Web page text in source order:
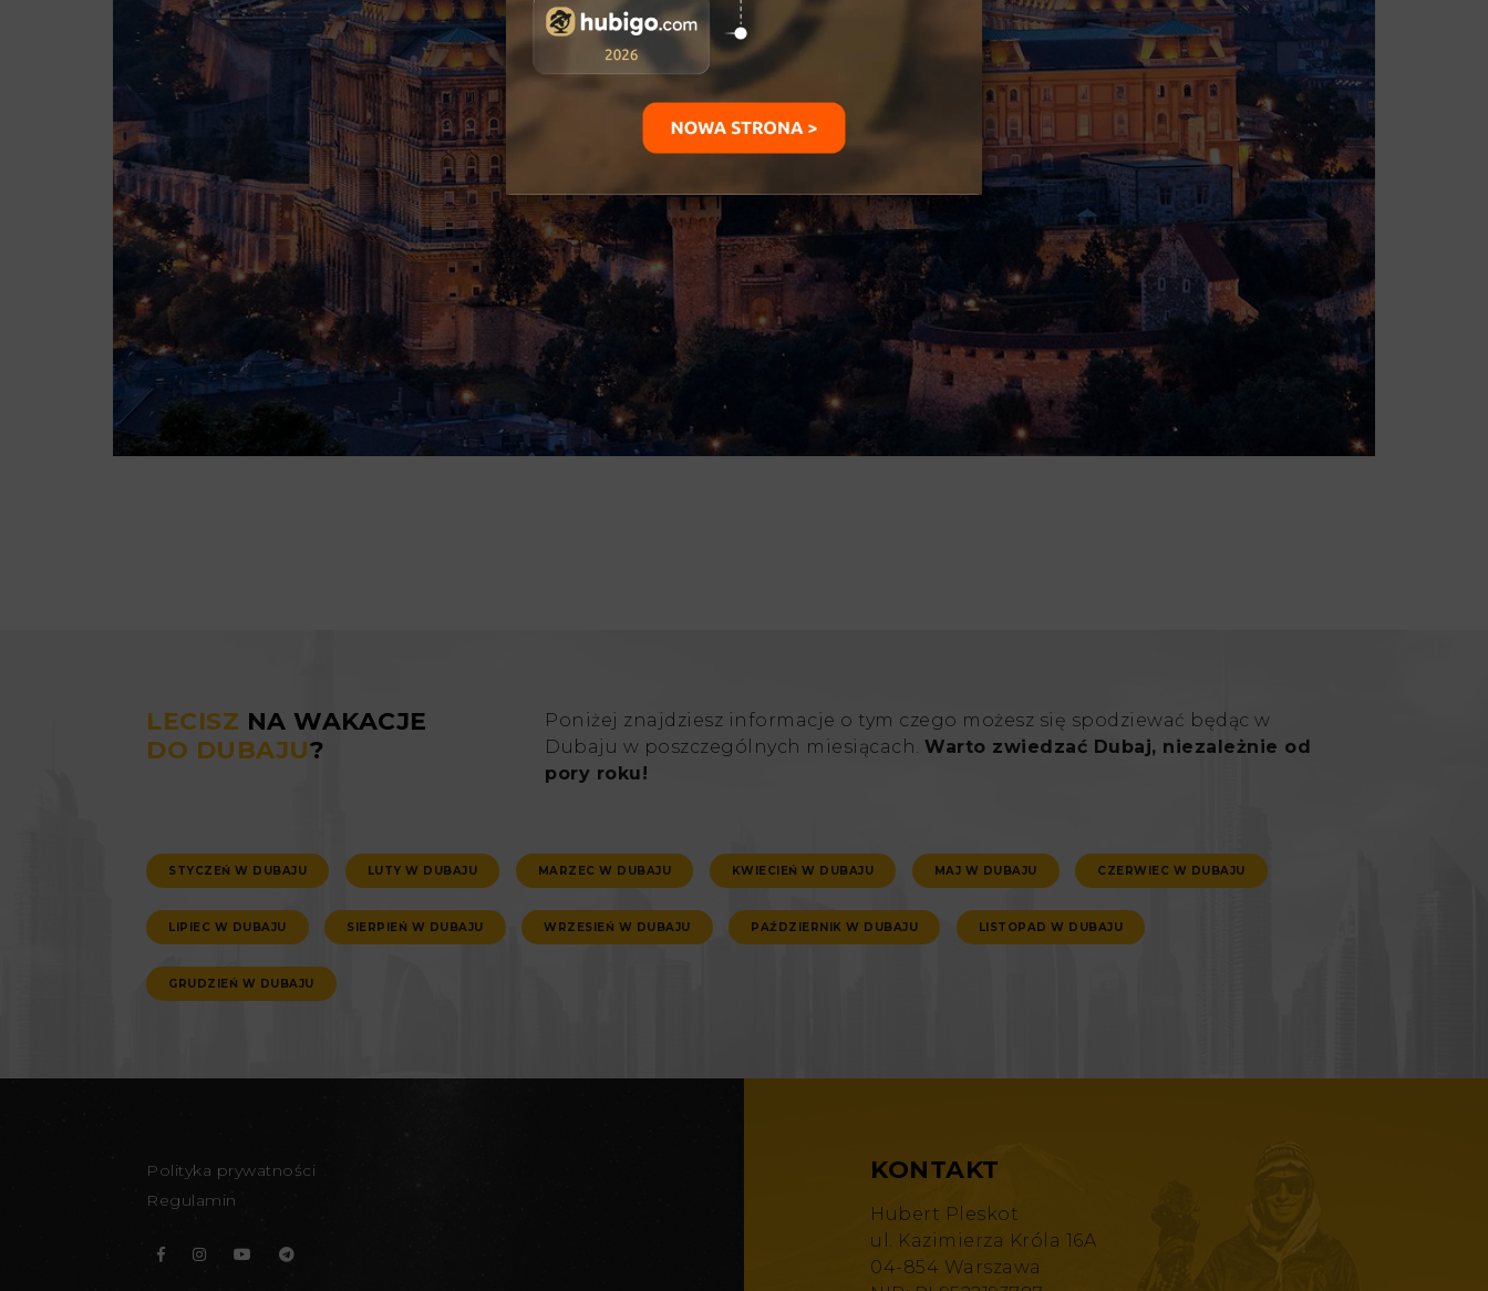
LECISZ NA WAKACJE
DO DUBAJU?
Poniżej znajdziesz informacje o tym czego możesz się spodziewać będąc w
Dubaju w poszczególnych miesiącach. Warto zwiedzać Dubaj, niezależnie od
pory roku!
STYCZEŃ W DUBAJU LUTY W DUBAJU MARZEC W DUBAJU KWIECIEŃ W DUBAJU MAJ W DUBAJU CZERWIEC W DUBAJU
LIPIEC W DUBAJU SIERPIEŃ W DUBAJU WRZESIEŃ W DUBAJU PAŹDZIERNIK W DUBAJU LISTOPAD W DUBAJU
GRUDZIEŃ W DUBAJU
Polityka prywatności
Regulamin
KONTAKT
Hubert Pleskot
ul. Kazimierza Króla 16A
04-854 Warszawa